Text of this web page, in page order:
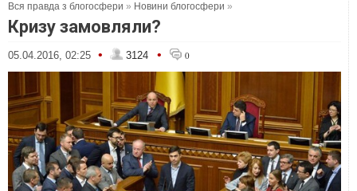
Вся правда з блогосфери » Новини блогосфери »
Кризу замовляли?
05.04.2016, 02:25 • 3124 • 0